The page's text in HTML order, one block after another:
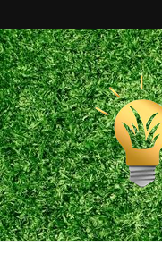
Maxx
Blog